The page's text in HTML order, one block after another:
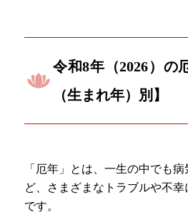
令和8年（2026）の
（生まれ年）別】
「厄年」とは、一生の中でも
ど、さまざまなトラブルや不
です。